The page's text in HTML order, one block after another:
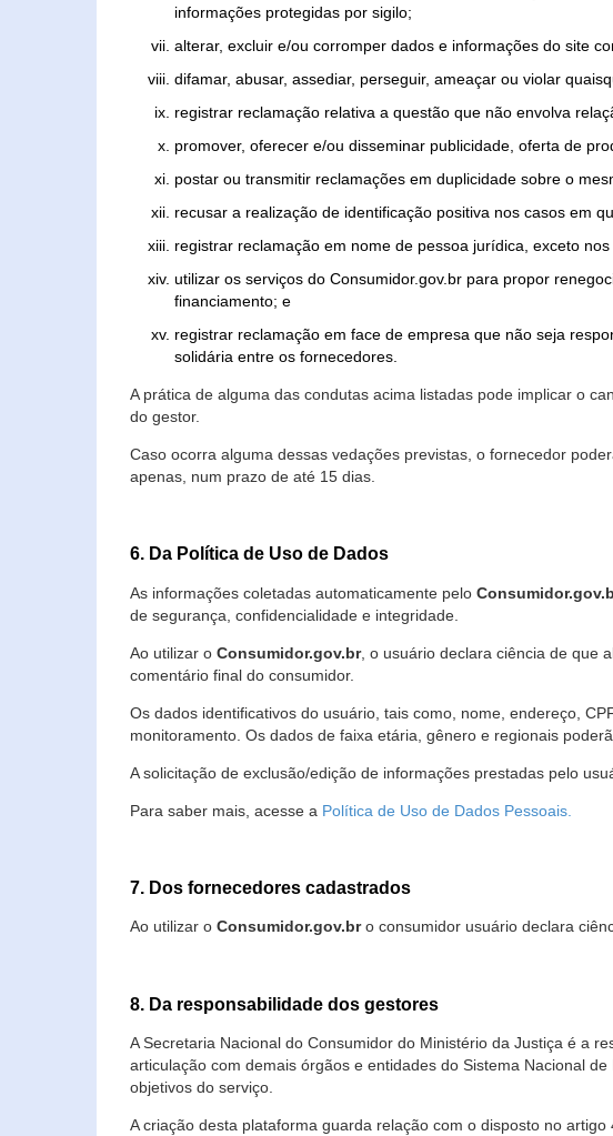
informações protegidas por sigilo;
alterar, excluir e/ou corromper dados e informações do site
difamar, abusar, assediar, perseguir, ameaçar ou violar
registrar reclamação relativa a questão que não envolva
promover, oferecer e/ou disseminar publicidade, oferta de
postar ou transmitir reclamações em duplicidade sobre o
recusar a realização de identificação positiva nos casos em
registrar reclamação em nome de pessoa jurídica, exceto
utilizar os serviços do Consumidor.gov.br para propor
financiamento; e
registrar reclamação em face de empresa que não seja
solidária entre os fornecedores.
A prática de alguma das condutas acima listadas pode implicar o
do gestor.
Caso ocorra alguma dessas vedações previstas, o fornecedor
apenas, num prazo de até 15 dias.
6. Da Política de Uso de Dados
As informações coletadas automaticamente pelo
de segurança, confidencialidade e integridade.
Ao utilizar o Consumidor.gov.br, o usuário declara ciência de que
comentário final do consumidor.
Os dados identificativos do usuário, tais como, nome, endereço,
monitoramento. Os dados de faixa etária, gênero e regionais
A solicitação de exclusão/edição de informações prestadas pelo
Para saber mais, acesse a Política de Uso de Dados Pessoais.
7. Dos fornecedores cadastrados
Ao utilizar o Consumidor.gov.bro consumidor usuário declara
8. Da responsabilidade dos gestores
A Secretaria Nacional do Consumidor do Ministério da Justiça é a
articulação com demais órgãos e entidades do Sistema Nacional
objetivos do serviço.
A criação desta plataforma guarda relação com o disposto no